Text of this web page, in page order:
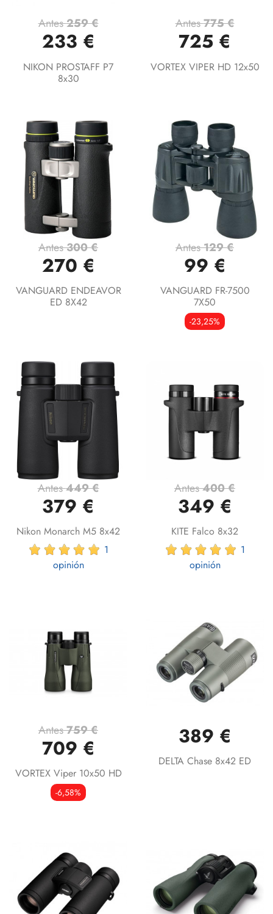
Antes259 €
233 €
NIKON PROSTAFF P7
8x30
Antes775 €
725 €
VORTEX VIPER HD 12x50
Antes300 €
270 €
VANGUARD ENDEAVOR
ED 8X42
Antes129 €
99 €
VANGUARD FR-7500
7X50
-23,25%
Antes449 €
379 €
Nikon Monarch M5 8x42
1
opinión
Antes400 €
349 €
KITE Falco 8x32
1
opinión
Antes759 €
709 €
VORTEX Viper 10x50 HD
-6,58%
389 €
DELTA Chase 8x42 ED